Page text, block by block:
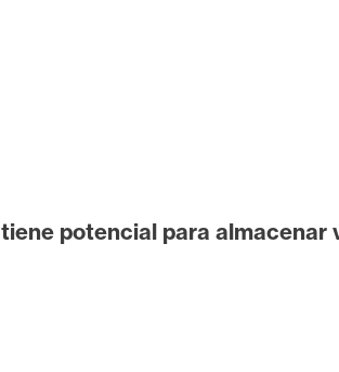
tiene potencial para almacenar